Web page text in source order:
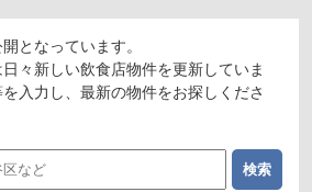
となっています。
々新しい飲食店物件を更新していま
入力し、最新の物件をお探しくださ